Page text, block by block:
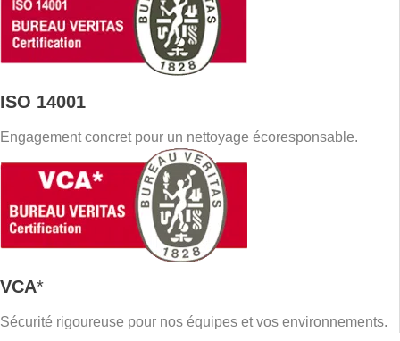
ISO 14001
Engagement concret pour un nettoyage écoresponsable.
VCA*
Sécurité rigoureuse pour nos équipes et vos environnements.